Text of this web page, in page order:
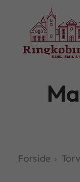
Forside